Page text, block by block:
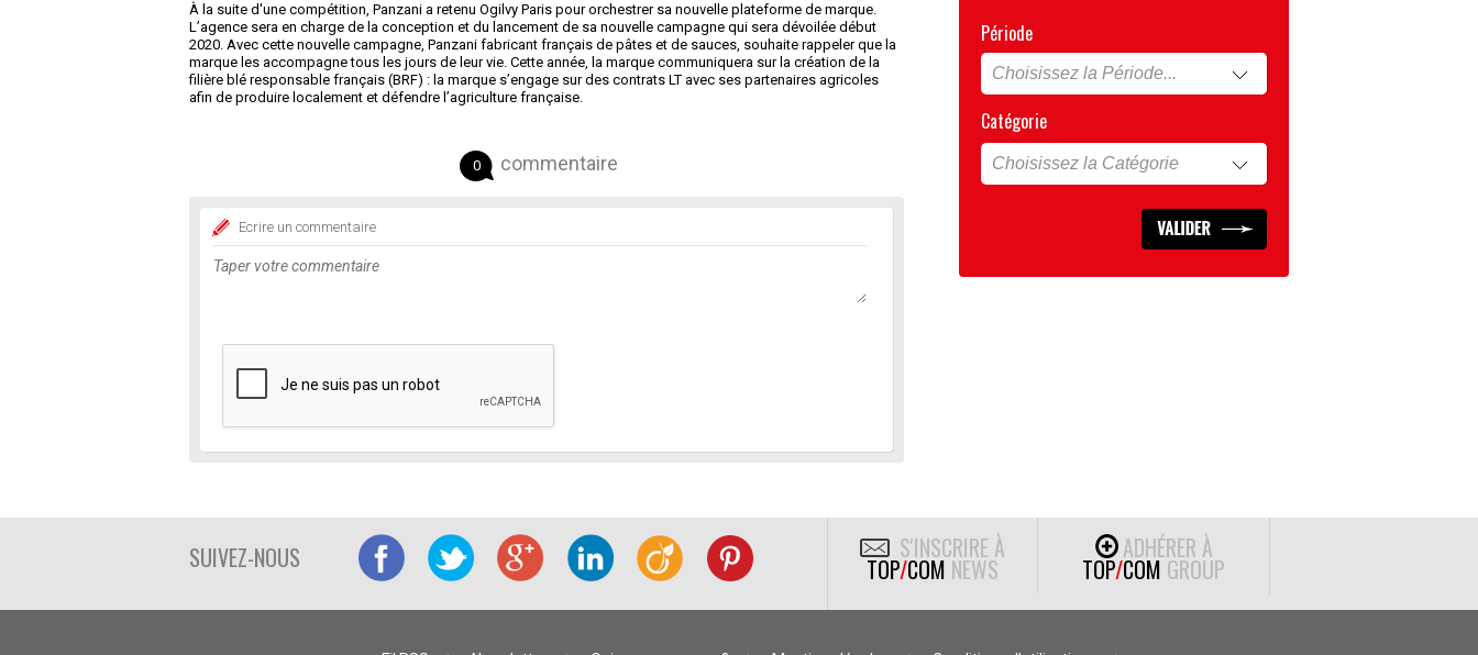
À la suite d'une compétition, Panzani a retenu Ogilvy Paris pour orchestrer sa nouvelle plateforme de marque.
L’agence sera en charge de la conception et du lancement de sa nouvelle campagne qui sera dévoilée début
2020. Avec cette nouvelle campagne, Panzani fabricant français de pâtes et de sauces, souhaite rappeler que la
marque les accompagne tous les jours de leur vie. Cette année, la marque communiquera sur la création de la
filière blé responsable français (BRF) : la marque s’engage sur des contrats LT avec ses partenaires agricoles
afin de produire localement et défendre l’agriculture française.
0 commentaire
Ecrire un commentaire
Période
Catégorie
SUIVEZ-NOUS S'INSCRIRE À
TOP/COM NEWS
ADHÉRER À
TOP/COM GROUP